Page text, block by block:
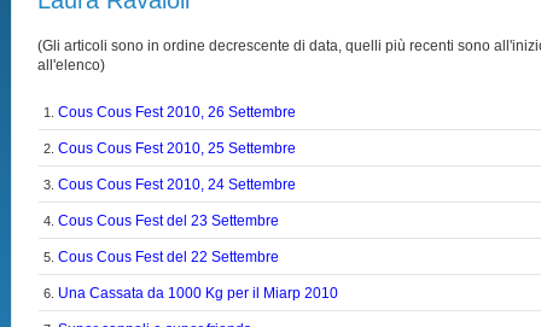
(Gli articoli sono in ordine decrescente di data, quelli più recenti sono
all'elenco)
1.Cous Cous Fest 2010, 26 Settembre
2.Cous Cous Fest 2010, 25 Settembre
3.Cous Cous Fest 2010, 24 Settembre
4.Cous Cous Fest del 23 Settembre
5.Cous Cous Fest del 22 Settembre
6. Una Cassata da 1000 Kg per il Miarp 2010